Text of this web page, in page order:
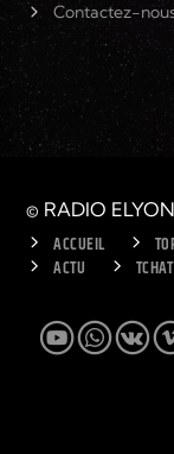
Contactez-
© RADIO
ACCUEIL
ACTU
TCHAT